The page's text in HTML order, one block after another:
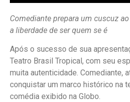
Comediante prepara um cuscuz
a liberdade de ser quem se é
Após o sucesso de sua
Teatro Brasil Tropical, com seu
muita autenticidade. Comediante,
conquistar um marco histórico na
comédia exibido na Globo.